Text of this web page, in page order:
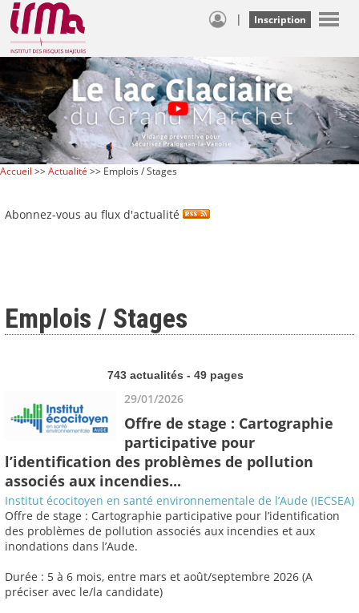
| Inscription
Accueil >>Actualité >> Emplois / Stages
Abonnez-vous au flux d'actualité
Emplois / Stages
743 actualités - 49 pages
29/01/2026
Offre de stage : Cartographie
participative pour
l’identification des problèmes de pollution
associés aux incendies...
Institut écocitoyen en santé environnementale de l’Aude (IECSEA)
Offre de stage : Cartographie participative pour l’identification
des problèmes de pollution associés aux incendies et aux
inondations dans l’Aude.
Durée : 5 à 6 mois, entre mars et août/septembre 2026 (A
préciser avec le/la candidate)